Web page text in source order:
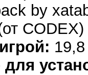
by
CODEX)